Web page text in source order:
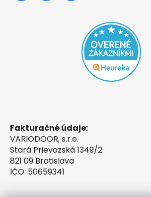
Fakturačné údaje:
VARIODOOR, s.r.o.
Stará Prievozská 1349/2
821 09 Bratislava
IČO: 50659341